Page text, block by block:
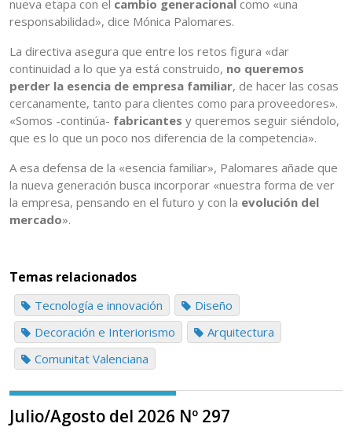
nueva etapa con el cambio generacional como «una
responsabilidad», dice Mónica Palomares.
La directiva asegura que entre los retos figura «dar
continuidad a lo que ya está construido, no queremos
perder la esencia de empresa familiar, de hacer las cosas
cercanamente, tanto para clientes como para proveedores».
«Somos -continúa- fabricantes y queremos seguir siéndolo,
que es lo que un poco nos diferencia de la competencia».
A esa defensa de la «esencia familiar», Palomares añade que
la nueva generación busca incorporar «nuestra forma de ver
la empresa, pensando en el futuro y con la evolución del
mercado».
Temas relacionados
Tecnología e innovación
Diseño
Decoración e Interiorismo
Arquitectura
Comunitat Valenciana
Julio/Agosto del 2026 Nº 297